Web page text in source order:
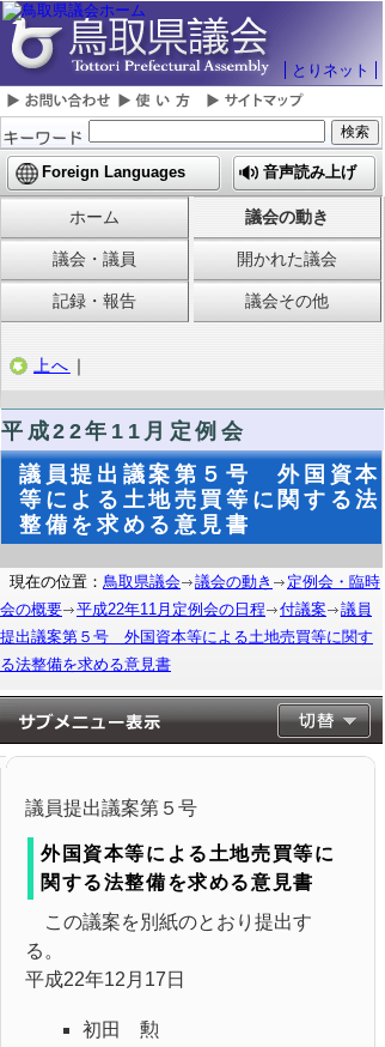
とりネット
Foreign Languages 音声読み上げ
ホーム 議会の動き
議会・議員 開かれた議会
記録・報告 議会その他
上へ ｜
平成22年11月定例会
議員提出議案第５号 外国資本
等による土地売買等に関する法
整備を求める意見書
現在の位置： 鳥取県議会 議会の動き
定例会・臨時
会の概要
平成22年11月定例会の日程 付議案
議員
提出議案第５号 外国資本等による土地売買等に関す
る法整備を求める意見書
議員提出議案第５号
外国資本等による土地売買等に
関する法整備を求める意見書
この議案を別紙のとおり提出す
る。
平成22年12月17日
初田 勲